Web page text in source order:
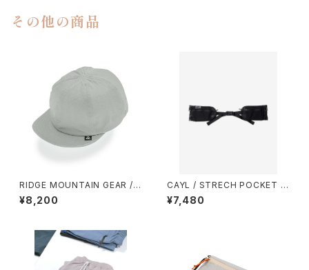
その他の商品
RIDGE MOUNTAIN GEAR / B
ASIC CAP（NT）
¥8,200
CAYL / STRECH POCKET H
IP BELT
¥7,480